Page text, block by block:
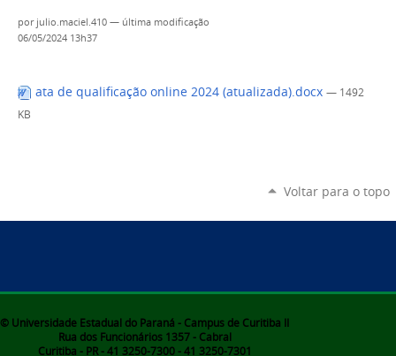
por julio.maciel.410 — última modificação
06/05/2024 13h37
ata de qualificação online 2024 (atualizada).docx — 1492
KB
Voltar para o topo
© Universidade Estadual do Paraná - Campus de Curitiba II
Rua dos Funcionários 1357 - Cabral
Curitiba - PR - 41 3250-7300 - 41 3250-7301